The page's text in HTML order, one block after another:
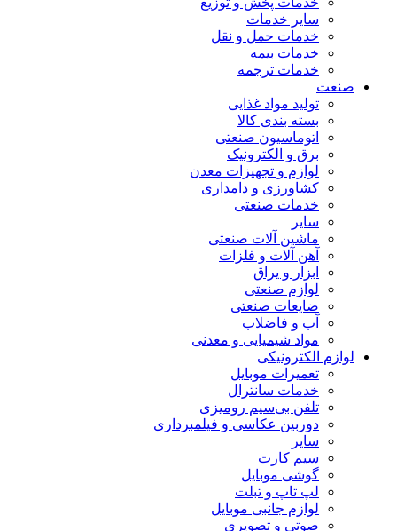
سایر خدمات
خدمات حمل و نقل
خدمات بیمه
خدمات ترجمه
صنعت
تولید مواد غذایی
بسته بندی کالا
اتوماسیون صنعتی
برق و الکترونیک
لوازم و تجهیزات معدن
کشاورزی و دامداری
خدمات صنعتی
سایر
ماشین آلات صنعتی
آهن آلات و فلزات
ابزار و یراق
لوازم صنعتی
ضایعات صنعتی
آب و فاضلاب
مواد شیمیایی و معدنی
لوازم الکترونیکی
تعمیرات موبایل
خدمات سانترال
تلفن بی‌سیم رومیزی
دوربین عکاسی و فیلمبرداری
سایر
سیم کارت
گوشی موبایل
لپ تاپ و تبلت
لوازم جانبی موبایل
صوتی و تصویری